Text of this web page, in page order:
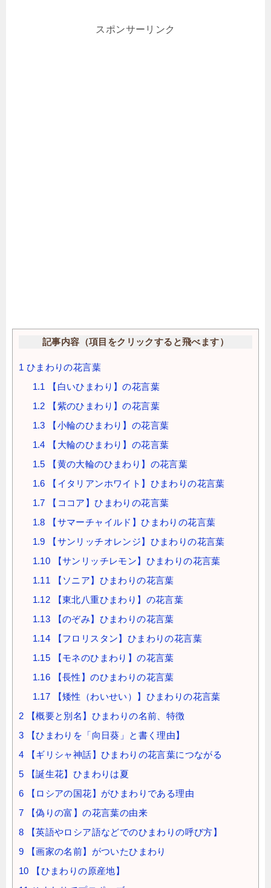
スポンサーリンク
記事内容（項目をクリックすると飛べます）
1 ひまわりの花言葉
1.1
【白いひまわり】の花言葉
1.2 【紫のひまわり】の花言葉
1.3 【小輪のひまわり】の花言葉
1.4 【大輪のひまわり】の花言葉
1.5 【黄の大輪のひまわり】の花言葉
1.6 【イタリアンホワイト】ひまわりの花言葉
1.7 【ココア】ひまわりの花言葉
1.8 【サマーチャイルド】ひまわりの花言葉
1.9 【サンリッチオレンジ】ひまわりの花言葉
1.10 【サンリッチレモン】ひまわりの花言葉
1.11 【ソニア】ひまわりの花言葉
1.12 【東北八重ひまわり】の花言葉
1.13 【のぞみ】ひまわりの花言葉
1.14 【フロリスタン】ひまわりの花言葉
1.15 【モネのひまわり】の花言葉
1.16 【長性】のひまわりの花言葉
1.17 【矮性（わいせい）】ひまわりの花言葉
2 【概要と別名】ひまわりの名前、特徴
3 【ひまわりを「向日葵」と書く理由】
4 【ギリシャ神話】ひまわりの花言葉につながる
5 【誕生花】ひまわりは夏
6 【ロシアの国花】がひまわりである理由
7 【偽りの富】の花言葉の由来
8 【英語やロシア語などでのひまわりの呼び方】
9 【画家の名前】がついたひまわり
10 【ひまわりの原産地】